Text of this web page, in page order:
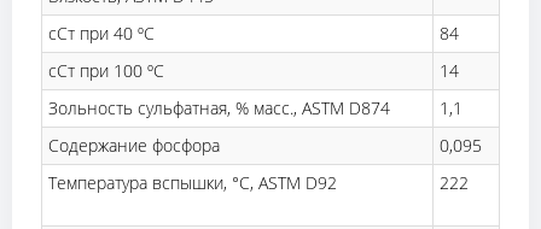
сСт при 40 ºC
84
сСт при 100 ºC
14
Зольность сульфатная, % масс., ASTM D874
1,1
Содержание фосфора
0,095
Температура вспышки, °C, ASTM D92
222